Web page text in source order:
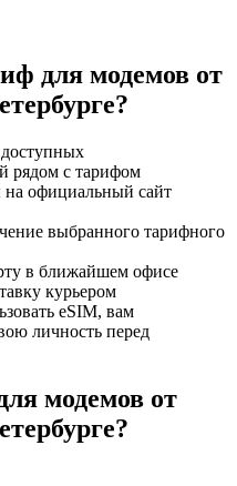
для модемов от
рядом с тарифом
на официальный сайт
выбранного тарифного
в ближайшем офисе
курьером
eSIM, вам
личность перед
модемов от